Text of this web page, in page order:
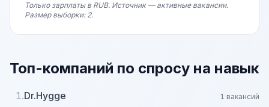
Только зарплаты в RUB. Источник — активные вакансии.
Размер выборки: 2.
Топ-компаний по спросу на навык
1.Dr.Hygge 1 вакансий